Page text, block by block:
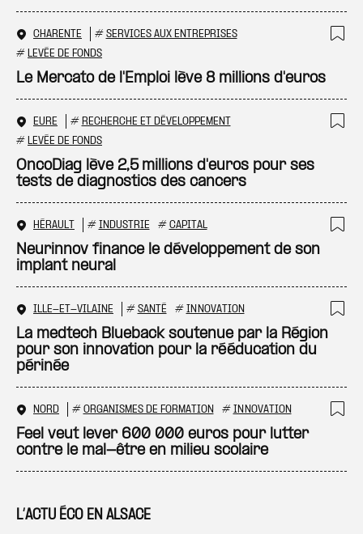
L’ACTU ÉCO EN ALSACE
CHARENTE # SERVICES AUX ENTREPRISES
# LEVÉE DE FONDS
Le Mercato de l'Emploi lève 8 millions d'euros
EURE # RECHERCHE ET DÉVELOPPEMENT
# LEVÉE DE FONDS
OncoDiag lève 2,5 millions d'euros pour ses
tests de diagnostics des cancers
HÉRAULT # INDUSTRIE # CAPITAL
Neurinnov finance le développement de son
implant neural
ILLE-ET-VILAINE # SANTÉ # INNOVATION
La medtech Blueback soutenue par la Région
pour son innovation pour la rééducation du
périnée
NORD # ORGANISMES DE FORMATION # INNOVATION
Feel veut lever 600 000 euros pour lutter
contre le mal-être en milieu scolaire